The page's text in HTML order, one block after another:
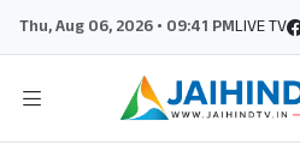
Thu, Aug 06, 2026 • 09:41 PMLIVE TV